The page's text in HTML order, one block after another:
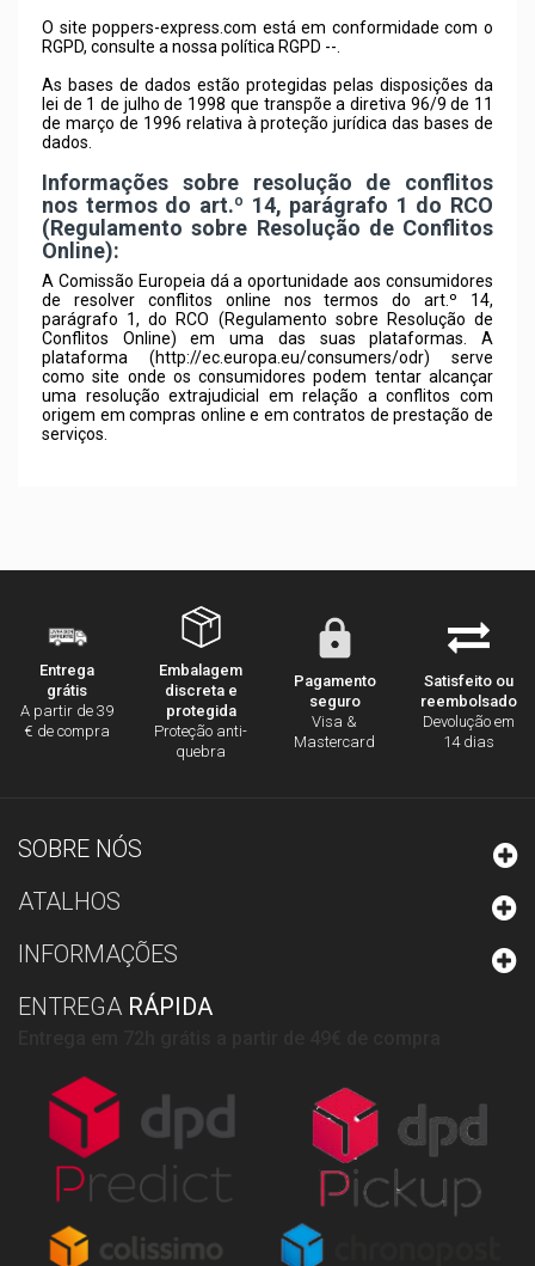
O site poppers-express.com está em conformidade com o
RGPD, consulte a nossa política RGPD --.
As bases de dados estão protegidas pelas disposições da
lei de 1 de julho de 1998 que transpõe a diretiva 96/9 de 11
de março de 1996 relativa à proteção jurídica das bases de
dados.
Informações sobre resolução de conflitos
nos termos do art.º 14, parágrafo 1 do RCO
(Regulamento sobre Resolução de Conflitos
Online):
A Comissão Europeia dá a oportunidade aos consumidores
de resolver conflitos online nos termos do art.º 14,
parágrafo 1, do RCO (Regulamento sobre Resolução de
Conflitos Online) em uma das suas plataformas. A
plataforma (http://ec.europa.eu/consumers/odr) serve
como site onde os consumidores podem tentar alcançar
uma resolução extrajudicial em relação a conflitos com
origem em compras online e em contratos de prestação de
serviços.
Entrega
grátis
A partir de 39
€ de compra
Embalagem
discreta e
protegida
Proteção anti-
quebra
Pagamento
seguro
Visa &
Mastercard
Satisfeito ou
reembolsado
Devolução em
14 dias
SOBRE NÓS
ATALHOS
INFORMAÇÕES
ENTREGA RÁPIDA